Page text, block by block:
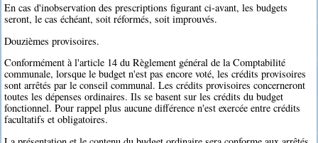
En cas d'inobservation des prescriptions figurant ci-avant, les budgets
seront, le cas échéant, soit réformés, soit improuvés.
Douzièmes provisoires.
Conformément à l'article 14 du Règlement général de la Comptabilité
communale, lorsque le budget n'est pas encore voté, les crédits provisoires
sont arrêtés par le conseil communal. Les crédits provisoires concerneront
toutes les dépenses ordinaires. Ils se basent sur les crédits du budget
fonctionnel. Pour rappel plus aucune différence n'est exercée entre crédits
facultatifs et obligatoires.